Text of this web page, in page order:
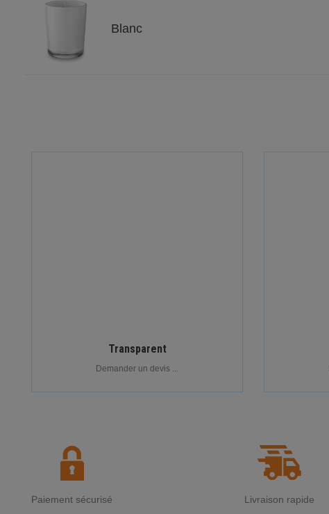
Blanc
Transparent
Demander un devis ...
Paiement sécurisé Livraison rapide